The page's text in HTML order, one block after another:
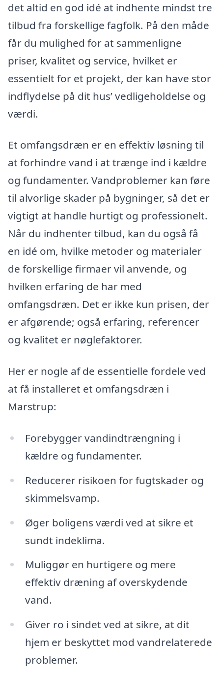
det altid en god idé at indhente mindst tre
tilbud fra forskellige fagfolk. På den måde
får du mulighed for at sammenligne
priser, kvalitet og service, hvilket er
essentielt for et projekt, der kan have stor
indflydelse på dit hus’ vedligeholdelse og
værdi.
Et omfangsdræn er en effektiv løsning til
at forhindre vand i at trænge ind i kældre
og fundamenter. Vandproblemer kan føre
til alvorlige skader på bygninger, så det er
vigtigt at handle hurtigt og professionelt.
Når du indhenter tilbud, kan du også få
en idé om, hvilke metoder og materialer
de forskellige firmaer vil anvende, og
hvilken erfaring de har med
omfangsdræn. Det er ikke kun prisen, der
er afgørende; også erfaring, referencer
og kvalitet er nøglefaktorer.
Her er nogle af de essentielle fordele ved
at få installeret et omfangsdræn i
Marstrup:
Forebygger vandindtrængning i
kældre og fundamenter.
Reducerer risikoen for fugtskader og
skimmelsvamp.
Øger boligens værdi ved at sikre et
sundt indeklima.
Muliggør en hurtigere og mere
effektiv dræning af overskydende
vand.
Giver ro i sindet ved at sikre, at dit
hjem er beskyttet mod vandrelaterede
problemer.